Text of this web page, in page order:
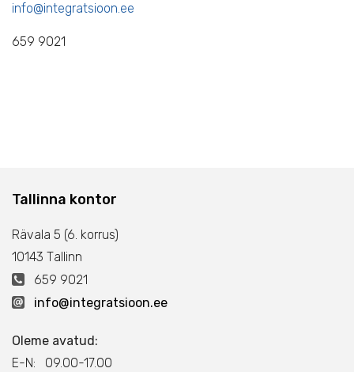
info@integratsioon.ee
659 9021
Tallinna kontor
Rävala 5 (6. korrus)
10143 Тallinn
659 9021
info@integratsioon.ee
Oleme avatud:
E-N: 09.00-17.00